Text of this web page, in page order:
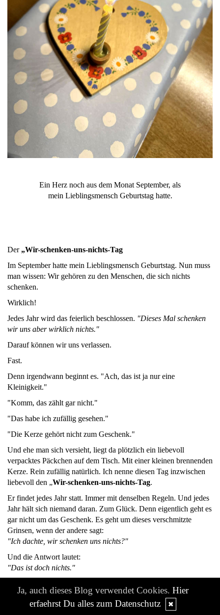
Ein Herz noch aus dem Monat September, als
mein Lieblingsmensch Geburtstag hatte.
Der„Wir-schenken-uns-nichts-Tag
Im September hatte mein Lieblingsmensch Geburtstag. Nun muss
man wissen: Wir gehören zu den Menschen, die sich nichts
schenken.
Wirklich!
Jedes Jahr wird das feierlich beschlossen. "Dieses Mal schenken
wir uns aber wirklich nichts."
Darauf können wir uns verlassen.
Fast.
Denn irgendwann beginnt es. "Ach, das ist ja nur eine
Kleinigkeit."
"Komm, das zählt gar nicht."
"Das habe ich zufällig gesehen."
"Die Kerze gehört nicht zum Geschenk."
Und ehe man sich versieht, liegt da plötzlich ein liebevoll
verpacktes Päckchen auf dem Tisch. Mit einer kleinen brennenden
Kerze. Rein zufällig natürlich. Ich nenne diesen Tag inzwischen
liebevoll den „Wir-schenken-uns-nichts-Tag.
Er findet jedes Jahr statt. Immer mit denselben Regeln. Und jedes
Jahr hält sich niemand daran. Zum Glück. Denn eigentlich geht es
gar nicht um das Geschenk. Es geht um dieses verschmitzte
Grinsen, wenn der andere sagt:
"Ich dachte, wir schenken uns nichts?"
Und die Antwort lautet:
"Das ist doch nichts."
Ein bisschen Papier.
Ja, auch dieses Blog verwendet Cookies. Hier
erfaehrst Du alles zum Datenschutz
✖